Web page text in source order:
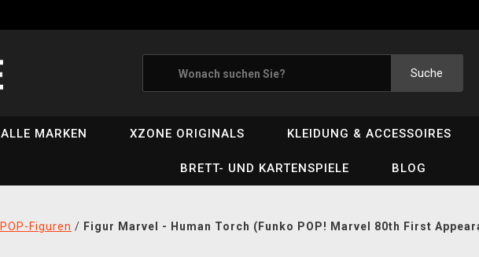
Suche
ALLE MARKEN XZONE ORIGINALS KLEIDUNG & ACCESSOIRES
BRETT- UND KARTENSPIELE BLOG
POP-Figuren / Figur Marvel - Human Torch (Funko POP! Marvel 80th First